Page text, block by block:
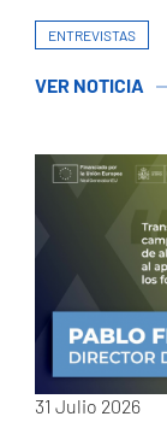
ENTREVISTAS
VER NOTICIA
31 Julio 2026